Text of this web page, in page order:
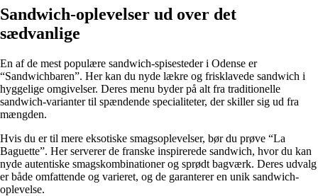
Sandwich-oplevelser ud over det
sædvanlige
En af de mest populære sandwich-spisesteder i Odense er
“Sandwichbaren”. Her kan du nyde lækre og frisklavede sandwich i
hyggelige omgivelser. Deres menu byder på alt fra traditionelle
sandwich-varianter til spændende specialiteter, der skiller sig ud fra
mængden.
Hvis du er til mere eksotiske smagsoplevelser, bør du prøve “La
Baguette”. Her serverer de franske inspirerede sandwich, hvor du kan
nyde autentiske smagskombinationer og sprødt bagværk. Deres udvalg
er både omfattende og varieret, og de garanterer en unik sandwich-
oplevelse.